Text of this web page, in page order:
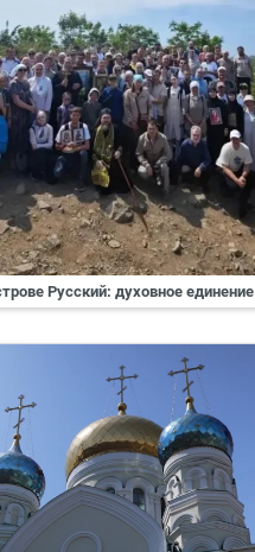
Русский: духовное единение